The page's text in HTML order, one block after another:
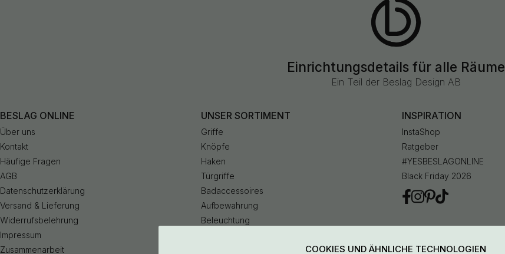
Einrichtungsdetails für alle Räume
Ein Teil der Beslag Design AB
BESLAG ONLINE
Über uns
Kontakt
Häufige Fragen
AGB
Datenschutzerklärung
Versand & Lieferung
Widerrufsbelehrung
Impressum
Zusammenarbeit
UNSER SORTIMENT
Griffe
Knöpfe
Haken
Türgriffe
Badaccessoires
Aufbewahrung
Beleuchtung
INSPIRATION
InstaShop
Ratgeber
#YESBESLAGONLINE
Black Friday 2026
COOKIES UND ÄHNLICHE TECHNOLOGIEN